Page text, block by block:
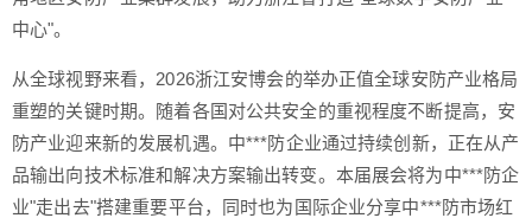
中心"。
从全球视野来看，2026浙江安博会的举办正值全球安防产业格局
重塑的关键时期。随着各国对公共安全的重视程度不断提高，安
防产业迎来新的发展机遇。中***防企业通过持续创新，正在从产
品输出向技术标准和解决方案输出转变。本届展会将为中***防企
业"走出去"搭建重要平台，同时也为国际企业分享中***防市场红